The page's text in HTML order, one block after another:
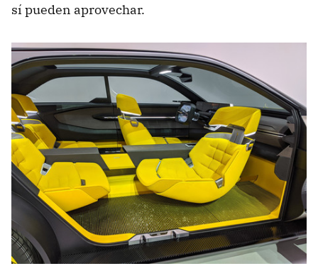
sí pueden aprovechar.